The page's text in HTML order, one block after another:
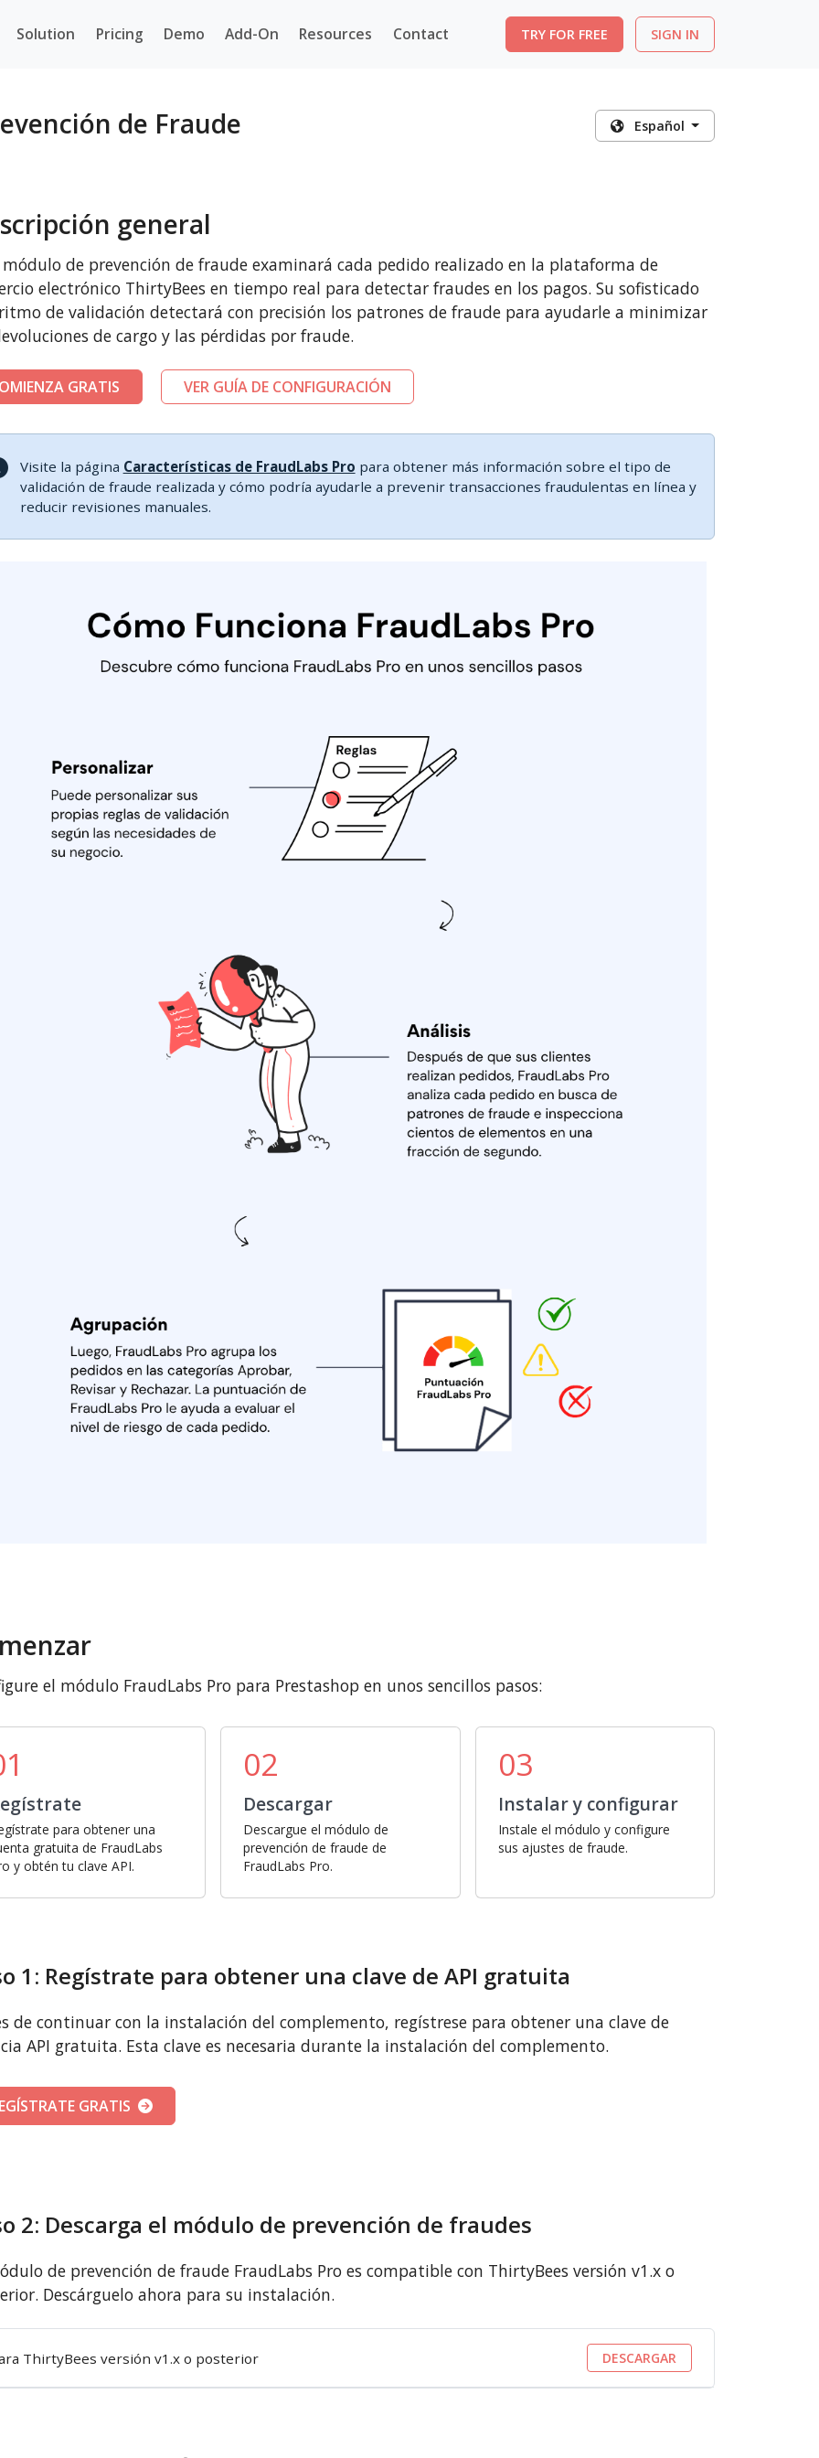
Solution Pricing Demo Add-On Resources Contact TRY FOR FREE SIGN IN
de Fraude Español
general
módulo de prevención de fraude examinará cada pedido realizado en la plataforma de
electrónico ThirtyBees en tiempo real para detectar fraudes en los pagos. Su sofisticado
de validación detectará con precisión los patrones de fraude para ayudarle a minimizar
de cargo y las pérdidas por fraude.
GRATIS VER GUÍA DE CONFIGURACIÓN
Visite la página Características de FraudLabs Pro para obtener más información sobre el tipo de
validación de fraude realizada y cómo podría ayudarle a prevenir transacciones fraudulentas en línea y
reducir revisiones manuales.
el módulo FraudLabs Pro para Prestashop en unos sencillos pasos:
para obtener una
gratuita de FraudLabs
y obtén tu clave API.
02
Descargar
Descargue el módulo de
prevención de fraude de
FraudLabs Pro.
03
Instalar y configurar
Instale el módulo y configure
sus ajustes de fraude.
1: Regístrate para obtener una clave de API gratuita
de continuar con la instalación del complemento, regístrese para obtener una clave de
API gratuita. Esta clave es necesaria durante la instalación del complemento.
GRATIS
2: Descarga el módulo de prevención de fraudes
de prevención de fraude FraudLabs Pro es compatible con ThirtyBees versión v1.x o
Descárguelo ahora para su instalación.
ThirtyBees versión v1.x o posterior DESCARGAR